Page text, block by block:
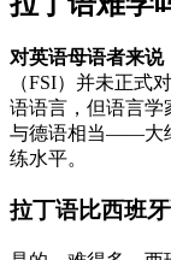
对英语母语者来说
（FSI）并未正式
语语言，但语言学
与德语相当——大
练水平。
拉丁语比西班